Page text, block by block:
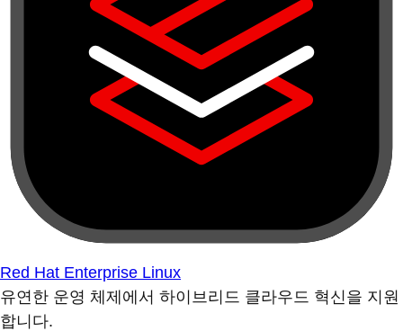
Red Hat Enterprise Linux
유연한 운영 체제에서 하이브리드 클라우드 혁신을 지원
합니다.